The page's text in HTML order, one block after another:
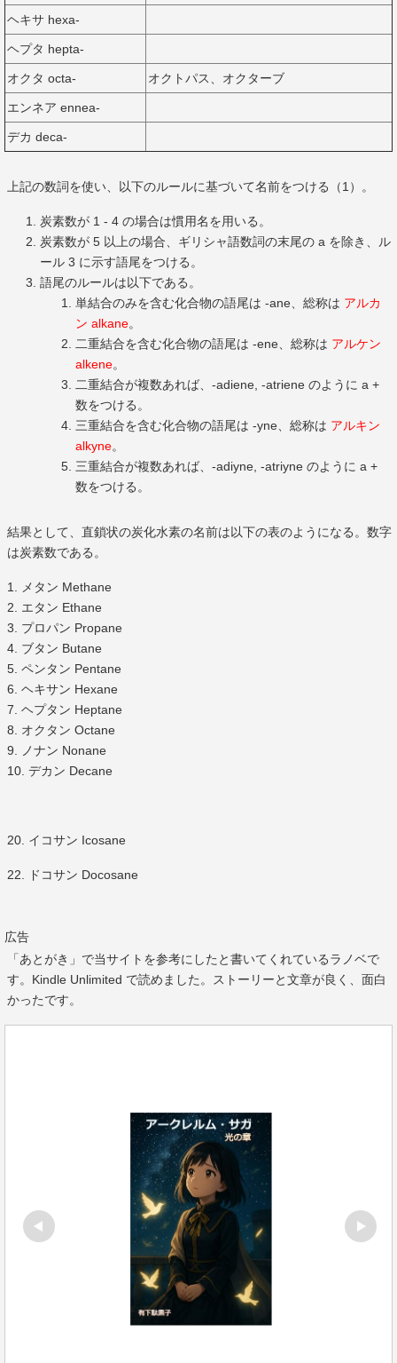
ヘキサ hexa-
ヘプタ hepta-
オクタ octa- オクトパス、オクターブ
エンネア ennea-
デカ deca-
上記の数詞を使い、以下のルールに基づいて名前をつける（1）。
炭素数が 1 - 4 の場合は慣用名を用いる。
炭素数が 5 以上の場合、ギリシャ語数詞の末尾の a を除き、ル
ール 3 に示す語尾をつける。
語尾のルールは以下である。
単結合のみを含む化合物の語尾は -ane、総称は アルカ
ン alkane。
二重結合を含む化合物の語尾は -ene、総称は アルケン
alkene。
二重結合が複数あれば、-adiene, -atriene のように a +
数をつける。
三重結合を含む化合物の語尾は -yne、総称は アルキン
alkyne。
三重結合が複数あれば、-adiyne, -atriyne のように a +
数をつける。
結果として、直鎖状の炭化水素の名前は以下の表のようになる。数字
は炭素数である。
1. メタン Methane
2. エタン Ethane
3. プロパン Propane
4. ブタン Butane
5. ペンタン Pentane
6. ヘキサン Hexane
7. ヘプタン Heptane
8. オクタン Octane
9. ノナン Nonane
10. デカン Decane
20. イコサン Icosane
22. ドコサン Docosane
広告
「あとがき」で当サイトを参考にしたと書いてくれているラノベで
す。Kindle Unlimited で読めました。ストーリーと文章が良く、面白
かったです。